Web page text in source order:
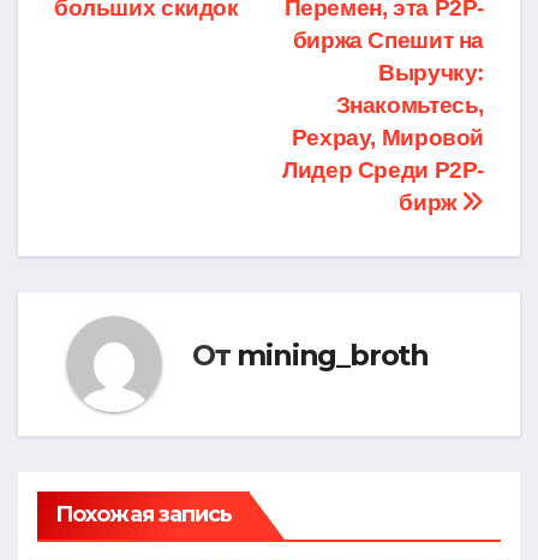
Перемен, эта P2P-
биржа Спешит на
Выручку:
Знакомьтесь,
Pexpay, Мировой
Лидер Среди P2P-
бирж
больших скидок
От mining_broth
Похожая запись